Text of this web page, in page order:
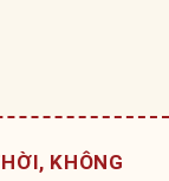
KHÔNG